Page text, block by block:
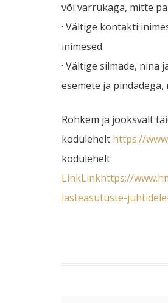
või varrukaga, mitte
· Vältige kontakti
inimesed.
· Vältige silmade,
esemete ja
Rohkem ja jooksvalt
kodulehelt https://
kodulehelt
LinkLinkhttps://
lasteasutuste-